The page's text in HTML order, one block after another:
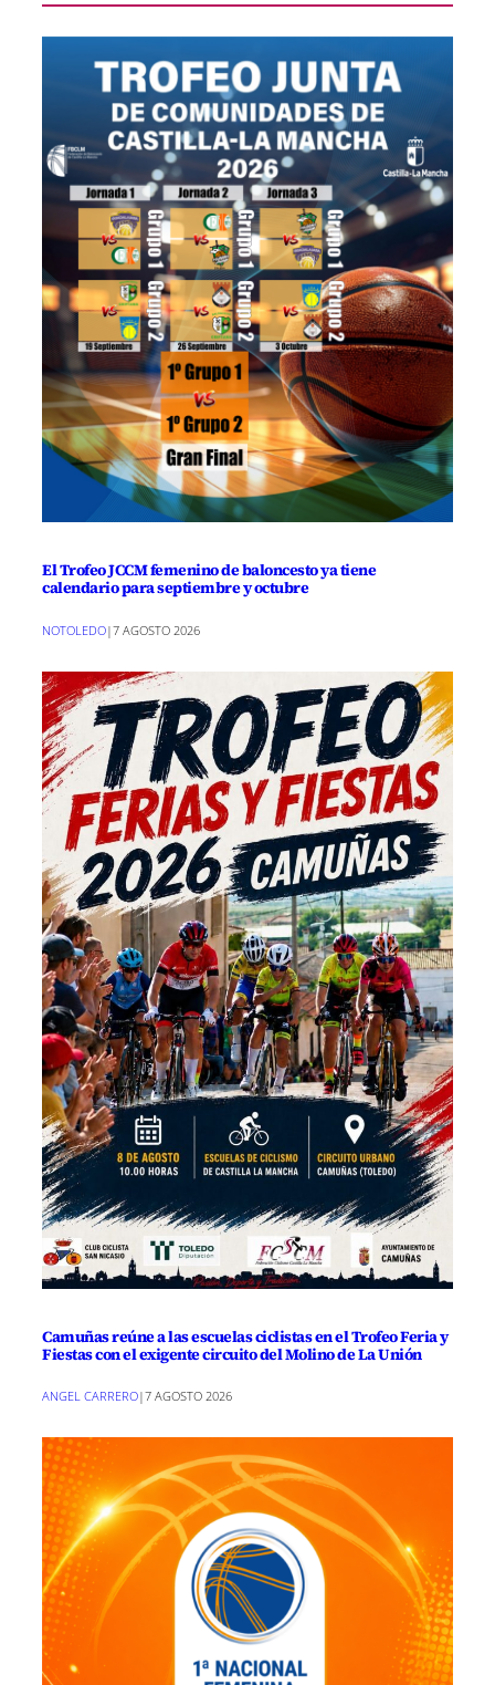
El Trofeo JCCM femenino de baloncesto ya tiene
calendario para septiembre y octubre
NOTOLEDO|7 AGOSTO 2026
Camuñas reúne a las escuelas ciclistas en el Trofeo Feria y
Fiestas con el exigente circuito del Molino de La Unión
ANGEL CARRERO|7 AGOSTO 2026